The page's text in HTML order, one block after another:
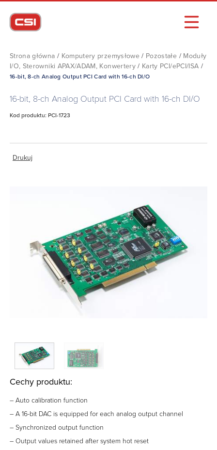
Strona główna / Komputery przemysłowe / Pozostałe / Moduły
I/O, Sterowniki APAX/ADAM, Konwertery/ Karty PCI/ePCI/ISA /
16-bit, 8-ch Analog Output PCI Card with 16-ch DI/O
16-bit, 8-ch Analog Output PCI Card with 16-ch DI/O
Kod produktu: PCI-1723
Drukuj
Cechy produktu:
– Auto calibration function
– A 16-bit DAC is equipped for each analog output channel
– Synchronized output function
– Output values retained after system hot reset